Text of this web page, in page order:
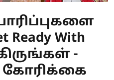
With
-
கோரிக்கை